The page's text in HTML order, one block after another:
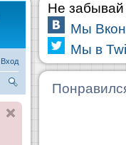
Вход
ск
Не забывай
Мы
Мы в